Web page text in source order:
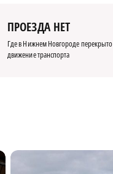
ПРОЕЗДА НЕТ
Где в Нижнем Новгороде перекрыто
движение транспорта